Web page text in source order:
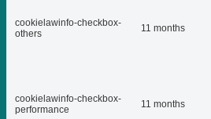
cookielawinfo-checkbox-
others
11 months
cookielawinfo-checkbox-
performance
11 months